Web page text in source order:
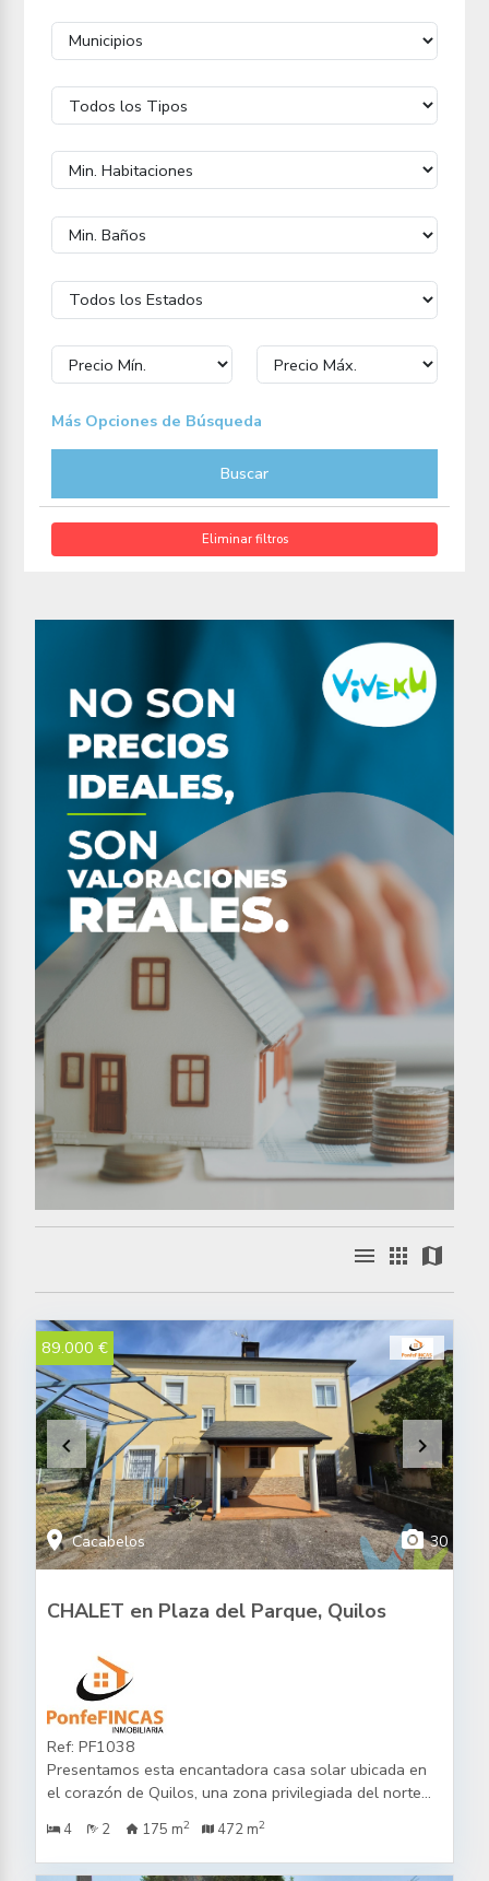
Más Opciones de Búsqueda
Buscar
Eliminar filtros
menu apps map
keyboard_arrow_left keyboard_arrow_right
89.000 €
location_onCacabelos photo_camera30
CHALET en Plaza del Parque, Quilos
Ref: PF1038
Presentamos esta encantadora casa solar ubicada en
el corazón de Quilos, una zona privilegiada del norte
(175 m² útiles), este inmueble se encuentra listo para
entrar a vivir. La propiedad cuenta con cuatro
4 2 175 m2 472 m2